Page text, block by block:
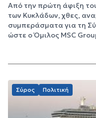
Από την πρώτη άφιξη
των Κυκλάδων, χθες,
συμπεράσματα για τη
ώστε ο Όμιλος MSC
Σύρος Πολιτική